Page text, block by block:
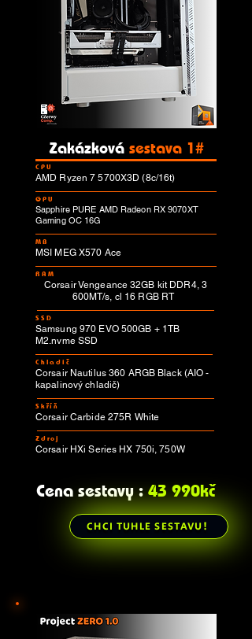
Zakázková sestava 1#
CPU
AMD Ryzen 7 5700X3D (8c/16t)
GPU
Sapphire PURE AMD Radeon RX 9070XT
Gaming OC 16G
MB
MSI MEG X570 Ace
RAM
Corsair Vengeance 32GB kit DDR4, 3
600MT/s, cl 16 RGB RT
SSD
Samsung 970 EVO 500GB + 1TB
M2.nvme SSD
Chladič
Corsair Nautilus 360 ARGB Black (AIO -
kapalinový chladič)
Skříň
Corsair Carbide 275R White
Zdroj
Corsair HXi Series HX 750i, 750W
Cena sestavy :43 990kč
CHCI TUHLE SESTAVU!